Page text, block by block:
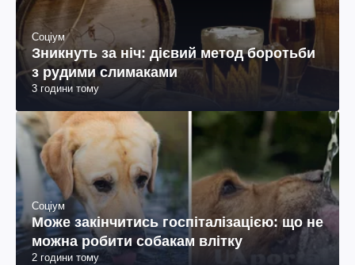
Соціум
Зникнуть за ніч: дієвий метод боротьби
з рудими слимаками
3 години тому
Соціум
Може закінчитись госпіталізацією: що не
можна робити собакам влітку
2 години тому